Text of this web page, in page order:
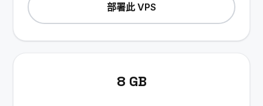
部署此 VPS
8 GB